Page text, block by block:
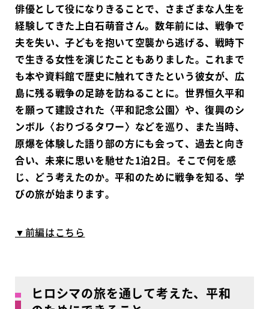
俳優として役になりきることで、さまざまな人生を
経験してきた上白石萌音さん。数年前には、戦争で
夫を失い、子どもを抱いて空襲から逃げる、戦時下
で生きる女性を演じたこともありました。これまで
も本や資料館で歴史に触れてきたという彼女が、広
島に残る戦争の足跡を訪ねることに。世界恒久平和
を願って建設された〈平和記念公園〉や、復興のシ
ンボル〈おりづるタワー〉などを巡り、また当時、
原爆を体験した語り部の方にも会って、過去と向き
合い、未来に思いを馳せた1泊2日。そこで何を感
じ、どう考えたのか。平和のために戦争を知る、学
びの旅が始まります。
▼前編はこちら
ヒロシマの旅を通して考えた、平和